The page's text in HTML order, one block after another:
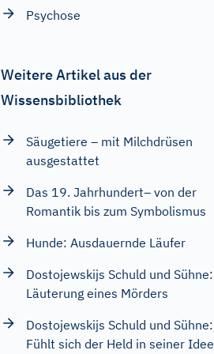
Psychose
Weitere Artikel aus der
Wissensbibliothek
Säugetiere – mit Milchdrüsen
ausgestattet
Das 19. Jahrhundert– von der
Romantik bis zum Symbolismus
Hunde: Ausdauernde Läufer
Dostojewskijs Schuld und Sühne:
Läuterung eines Mörders
Dostojewskijs Schuld und Sühne:
Fühlt sich der Held in seiner Idee